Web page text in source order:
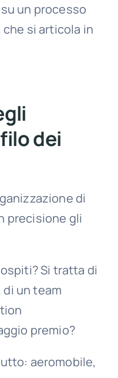
un processo
si articola in
dei
di
precisione gli
Si tratta di
un team
premio?
aeromobile,